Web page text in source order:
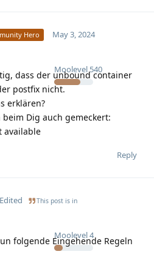
Hero
Moolevel 540
May 3, 2024
dass der unbound container
postfix nicht.
erklären?
Dig auch gemeckert:
available
Reply
Moolevel4
Edited This post is in
folgende Eingehende Regeln